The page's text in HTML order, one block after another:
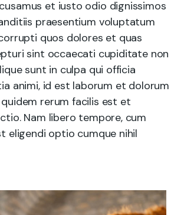
et iusto odio dignissimos
praesentium voluptatum
quos dolores et quas
sint occaecati cupiditate non
sunt in culpa qui officia
animi, id est laborum et dolorum
rerum facilis est et
Nam libero tempore, cum
eligendi optio cumque nihil